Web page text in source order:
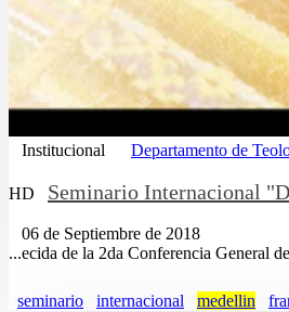
Institucional Departamento de
HD Seminario Internacional
06 de Septiembre de 2018
...ecida de la 2da Conferencia General
seminario internacional medellin